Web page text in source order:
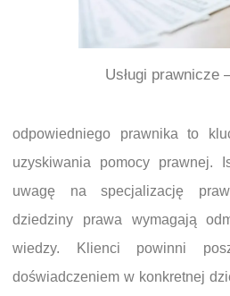
Usługi prawnicze
odpowiedniego prawnika to
uzyskiwania pomocy prawnej.
uwagę na specjalizację
dziedziny prawa wymagają
wiedzy. Klienci powinni
doświadczeniem w konkretnej